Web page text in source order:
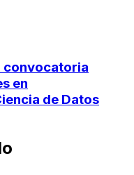
convocatoria
en
de Datos